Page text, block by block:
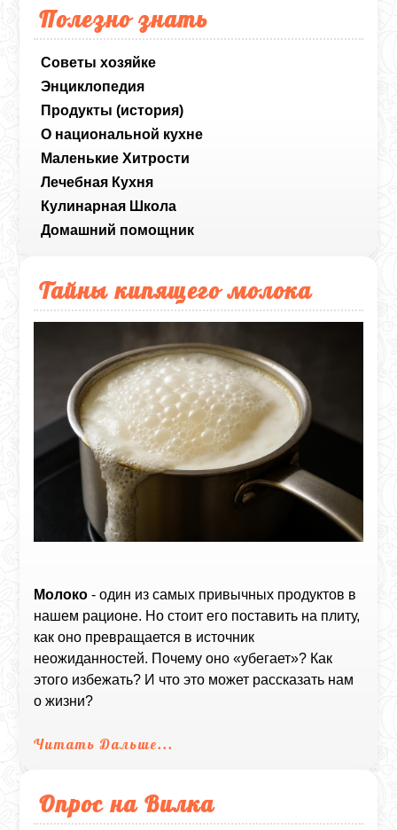
Полезно знать
Советы хозяйке
Энциклопедия
Продукты (история)
О национальной кухне
Маленькие Хитрости
Лечебная Кухня
Кулинарная Школа
Домашний помощник
Тайны кипящего молока
Молоко - один из самых привычных продуктов в
нашем рационе. Но стоит его поставить на плиту,
как оно превращается в источник
неожиданностей. Почему оно «убегает»? Как
этого избежать? И что это может рассказать нам
о жизни?
Читать Дальше...
Опрос на Вилка